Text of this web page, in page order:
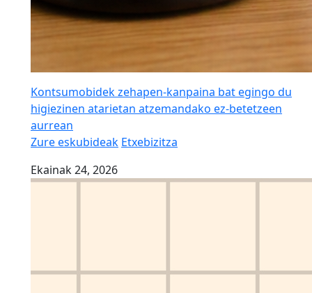
Kontsumobidek zehapen-kanpaina bat egingo du
higiezinen atarietan atzemandako ez-betetzeen
aurrean
Zure eskubideak Etxebizitza
Ekainak 24, 2026